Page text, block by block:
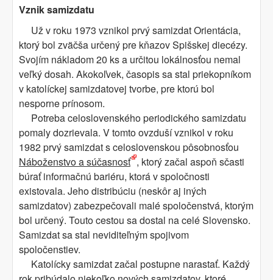
Vznik samizdatu
Už v roku 1973 vznikol prvý samizdat Orientácia,
ktorý bol zväčša určený pre kňazov Spišskej diecézy.
Svojím nákladom 20 ks a určitou lokálnosťou nemal
veľký dosah. Akokoľvek, časopis sa stal priekopníkom
v katolíckej samizdatovej tvorbe, pre ktorú bol
nesporne prínosom.
Potreba celoslovenského periodického samizdatu
pomaly dozrievala. V tomto ovzduší vznikol v roku
1982 prvý samizdat s celoslovenskou pôsobnosťou
Náboženstvo a súčasnosť , ktorý začal aspoň sčasti
búrať informačnú bariéru, ktorá v spoločnosti
existovala. Jeho distribúciu (neskôr aj iných
samizdatov) zabezpečovali malé spoločenstvá, ktorým
bol určený. Touto cestou sa dostal na celé Slovensko.
Samizdat sa stal neviditeľným spojivom
spoločenstiev.
Katolícky samizdat začal postupne narastať. Každý